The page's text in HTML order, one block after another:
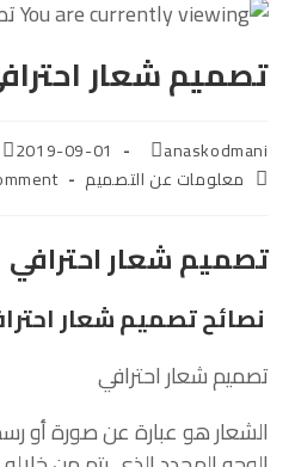
تصميم شعار
anaskodmani
2019-09-01
معلومات عن التصميم
تصميم شعار احترافي
نصائح تصميم شعار
تصميم شعار احترافي
الشعار هو عبارة عن صورة أو